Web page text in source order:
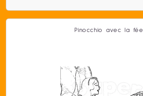
Pinocchio avec la fée